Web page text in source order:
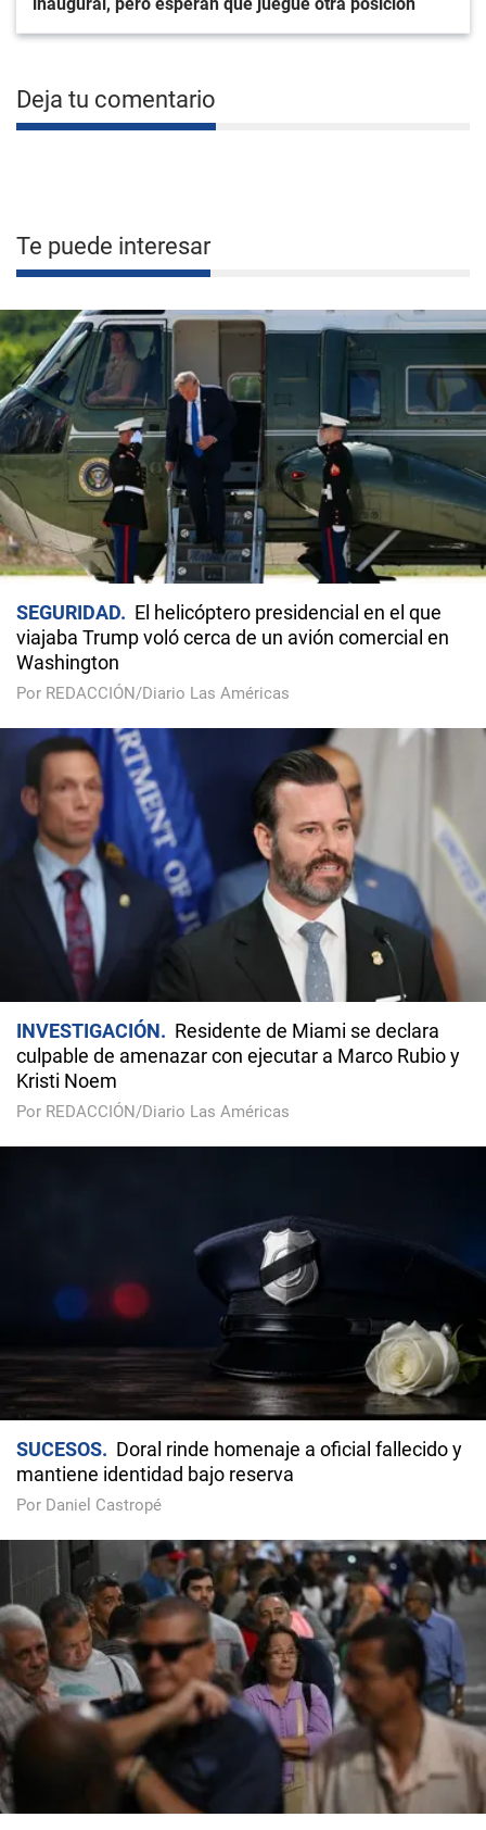
Deja tu comentario
Te puede interesar
SEGURIDAD
El helicóptero presidencial en el que
viajaba Trump voló cerca de un avión comercial en
Washington
Por REDACCIÓN/Diario Las Américas
INVESTIGACIÓN
Residente de Miami se declara
culpable de amenazar con ejecutar a Marco Rubio y
Kristi Noem
Por REDACCIÓN/Diario Las Américas
SUCESOS
Doral rinde homenaje a oficial fallecido y
mantiene identidad bajo reserva
Por Daniel Castropé